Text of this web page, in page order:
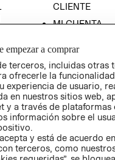
CLIENTE
MI CUENTA
TIENDAS
- RETIRO EN
TIENDA
TÉRMINOS Y
CONDICIONES
AVISO DE
PRIVACIDAD
empezar a comprar
terceros, incluidas otras
ofrecerle la
experiencia de usuario,
en nuestros sitios web,
y a través de plataformas
información sobre el
y está de acuerdo
terceros, como